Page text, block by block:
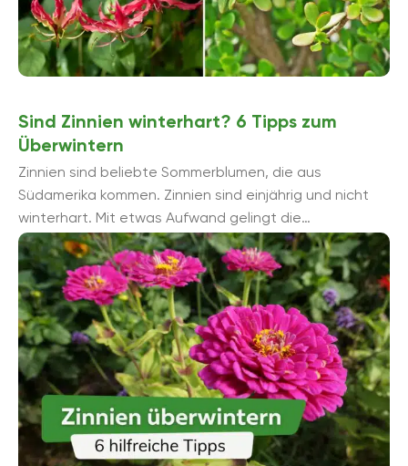
Sind Zinnien winterhart? 6 Tipps zum
Überwintern
Zinnien sind beliebte Sommerblumen, die aus
Südamerika kommen. Zinnien sind einjährig und nicht
winterhart. Mit etwas Aufwand gelingt die
Überwinterung und mehrjährige Kultur.